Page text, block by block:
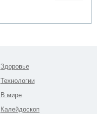
Здоровье
Технологии
В мире
Калейдоскоп